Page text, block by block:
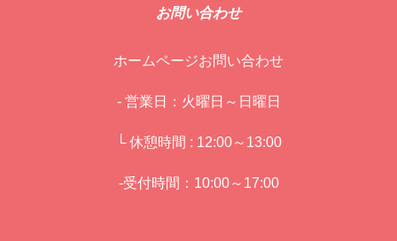
お問い合わせ
ホームページお問い合わせ
- 営業日：火曜日～日曜日
└ 休憩時間 : 12:00～13:00
-受付時間：10:00～17:00